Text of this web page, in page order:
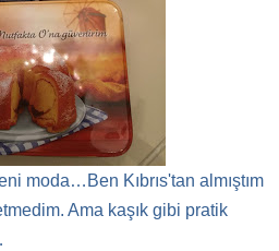
moda…Ben Kıbrıs'tan almıştım
Ama kaşık gibi pratik